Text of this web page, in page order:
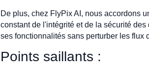
De plus, chez FlyPix AI, nous accordons
constant de l'intégrité et de la sécurité
ses fonctionnalités sans perturber les flux
Points saillants :